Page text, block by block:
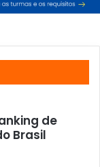
de
Brasil